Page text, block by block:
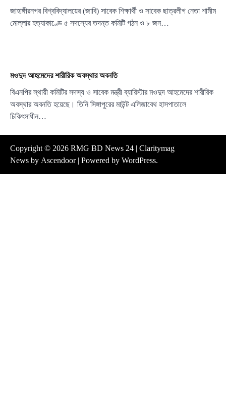
জাহাঙ্গীরনগর বিশ্ববিদ্যালয়ের (জাবি) সাবেক শিক্ষার্থী ও সাবেক ছাত্রলীগ নেতা শামীম
মোল্লার হত্যাকাণ্ডে ৫ সদস্যের তদন্ত কমিটি গঠন ও ৮ জন…
মওদুদ আহমেদের শারীরিক অবস্থার অবনতি
বিএনপির স্থায়ী কমিটির সদস্য ও সাবেক মন্ত্রী ব্যারিস্টার মওদুদ আহমেদের শারীরিক
অবস্থার অবনতি হয়েছে। তিনি সিঙ্গাপুরের মাউন্ট এলিজাবেথ হাসপাতালে
চিকিৎসাধীন…
Copyright © 2026 RMG BD News 24 | Claritymag
News by Ascendoor| Powered by WordPress.